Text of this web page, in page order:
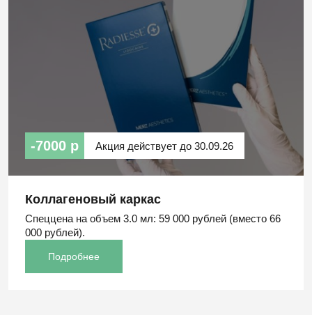
-7000 р Акция действует до 30.09.26
Коллагеновый каркас
Спеццена на объем 3.0 мл: 59 000 рублей (вместо 66
000 рублей).
Подробнее